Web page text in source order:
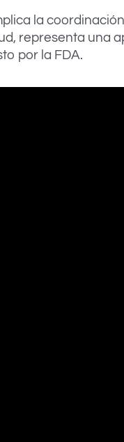
la
representa una
por la FDA.